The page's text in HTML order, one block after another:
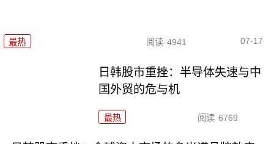
最热 阅读 4941 07-17
日韩股市重挫：半导体失速与中
国外贸的危与机
最热 阅读 6769